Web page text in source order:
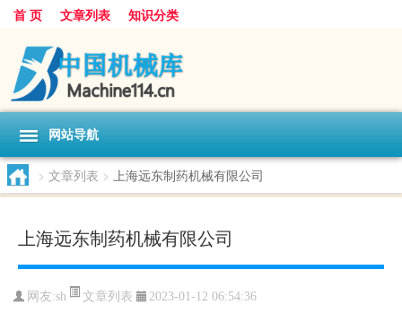
首 页 文章列表 知识分类
网站导航
> 文章列表 > 上海远东制药机械有限公司
上海远东制药机械有限公司
网友:sh 文章列表 2023-01-12 06:54:36